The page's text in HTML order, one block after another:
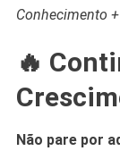
Conhecimento
🔥
Não pare por